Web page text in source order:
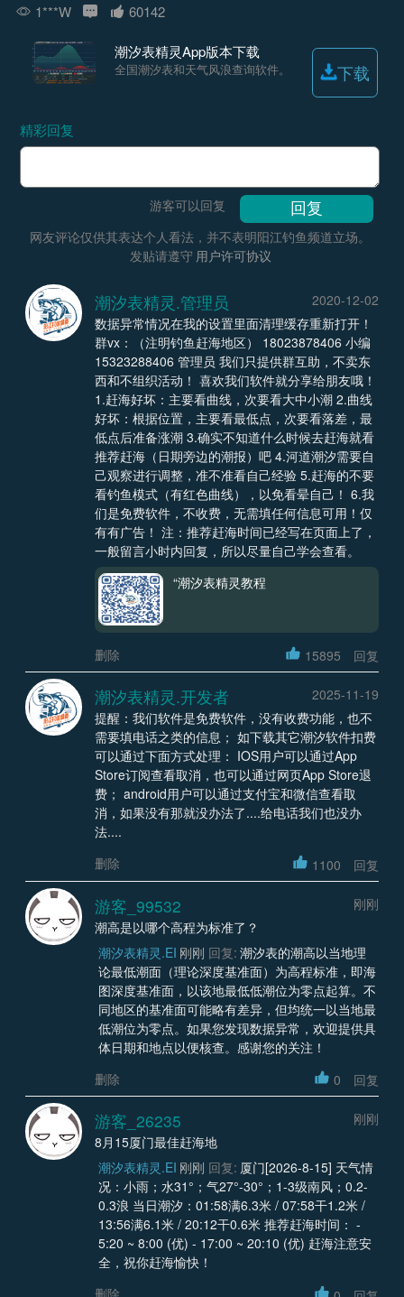
1***W 60142
潮汐表精灵App版本下载
全国潮汐表和天气风浪查询软件。 下载
精彩回复
游客可以回复
网友评论仅供其表达个人看法，并不表明阳江钓鱼频道立场。
发贴请遵守 用户许可协议
潮汐表精灵.管理员
2020-12-02
数据异常情况在我的设置里面清理缓存重新打开！
群vx：（注明钓鱼赶海地区） 18023878406 小编
15323288406 管理员 我们只提供群互助，不卖东
西和不组织活动！ 喜欢我们软件就分享给朋友哦！
1.赶海好坏：主要看曲线，次要看大中小潮 2.曲线
好坏：根据位置，主要看最低点，次要看落差，最
低点后准备涨潮 3.确实不知道什么时候去赶海就看
推荐赶海（日期旁边的潮报）吧 4.河道潮汐需要自
己观察进行调整，准不准看自己经验 5.赶海的不要
看钓鱼模式（有红色曲线），以免看晕自己！ 6.我
们是免费软件，不收费，无需填任何信息可用！仅
有有广告！ 注：推荐赶海时间已经写在页面上了，
一般留言小时内回复，所以尽量自己学会查看。
“潮汐表精灵教程
删除 15895 回复
潮汐表精灵.开发者
2025-11-19
提醒：我们软件是免费软件，没有收费功能，也不
需要填电话之类的信息； 如下载其它潮汐软件扣费
可以通过下面方式处理： IOS用户可以通过App
Store订阅查看取消，也可以通过网页App Store退
费； android用户可以通过支付宝和微信查看取
消，如果没有那就没办法了....给电话我们也没办
法....
删除
1100 回复
游客_99532
刚刚
潮高是以哪个高程为标准了？
潮汐表精灵.EI 刚刚 回复: 潮汐表的潮高以当地理
论最低潮面（理论深度基准面）为高程标准，即海
图深度基准面，以该地最低低潮位为零点起算。不
同地区的基准面可能略有差异，但均统一以当地最
低潮位为零点。如果您发现数据异常，欢迎提供具
体日期和地点以便核查。感谢您的关注！
删除
0 回复
游客_26235
刚刚
8月15厦门最佳赶海地
潮汐表精灵.EI 刚刚 回复: 厦门[2026-8-15] 天气情
况：小雨；水31°；气27°-30°；1-3级南风；0.2-
0.3浪 当日潮汐：01:58满6.3米 / 07:58干1.2米 /
13:56满6.1米 / 20:12干0.6米 推荐赶海时间： -
5:20 ~ 8:00 (优) - 17:00 ~ 20:10 (优) 赶海注意安
全，祝你赶海愉快！